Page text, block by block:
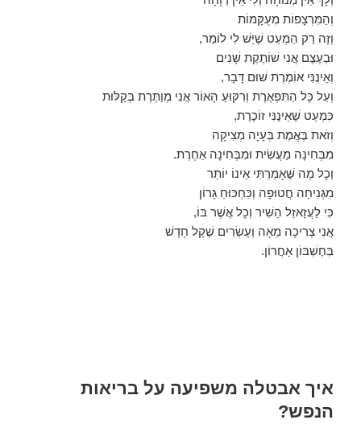
וְהַמִּרְצָפוֹת מְעֻקָּמוֹת
וְזֶה רַק הַמְעַט שֶׁיֵּשׁ לִי לוֹמַר,
וּבְעֶצֶם אֲנִי שׁוֹתֶקֶת שָׁנִים
וְאֵינֶנִּי אוֹמֶרֶת שׁוּם דָּבָר,
וְעַל כָּל הַתִּפְאֶרֶת וְרִקּוּעַ הָאוֹר אֲנִי מְוַתֶּרֶת בְּקַלּוּת
כִּמְעַט שֶׁאֵינֶנִּי זוֹכֶרֶת,
וְזֹאת בֶּאֱמֶת בְּעָיָה מְצִיקָה
מִבְּחִינָה מַעֲשִׂית וּמִבְּחִינָה אַחֶרֶת.
וְכָל מַה שֶּׁאָמַרְתִּי אֵינוֹ יוֹתֵר
מִגְּנִיחָה חֲטוּפָה וְכִּחְכּוּחַ גָּרוֹן
כִּי לַעֲזָאזֵל הַשִּׁיר וְכָל אֲשֶׁר בּוֹ,
אֲנִי צְרִיכָה מֵאָה וְעֶשְׂרִים שֶׁקֶל חָדָשׁ
בְּחֶשְׁבּוֹן אַחֲרוֹן.
איך אבטלה משפיעה על בריאות
הנפש?